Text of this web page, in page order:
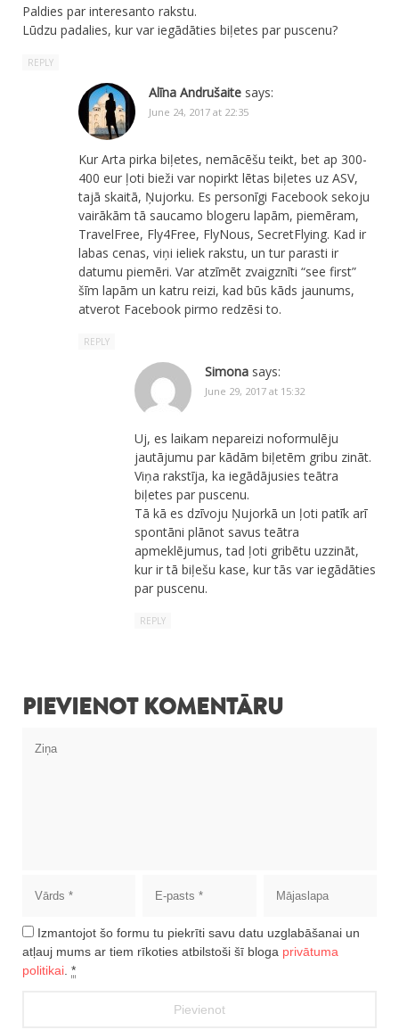
Paldies par interesanto rakstu.
Lūdzu padalies, kur var iegādāties biļetes par puscenu?
REPLY
Alīna Andrušaite says:
June 24, 2017 at 22:35
Kur Arta pirka biļetes, nemācēšu teikt, bet ap 300-
400 eur ļoti bieži var nopirkt lētas biļetes uz ASV,
tajā skaitā, Ņujorku. Es personīgi Facebook sekoju
vairākām tā saucamo blogeru lapām, piemēram,
TravelFree, Fly4Free, FlyNous, SecretFlying. Kad ir
labas cenas, viņi ieliek rakstu, un tur parasti ir
datumu piemēri. Var atzīmēt zvaigznīti “see first”
šīm lapām un katru reizi, kad būs kāds jaunums,
atverot Facebook pirmo redzēsi to.
REPLY
Simona says:
June 29, 2017 at 15:32
Uj, es laikam nepareizi noformulēju
jautājumu par kādām biļetēm gribu zināt.
Viņa rakstīja, ka iegādājusies teātra
biļetes par puscenu.
Tā kā es dzīvoju Ņujorkā un ļoti patīk arī
spontāni plānot savus teātra
apmeklējumus, tad ļoti gribētu uzzināt,
kur ir tā biļešu kase, kur tās var iegādāties
par puscenu.
REPLY
PIEVIENOT KOMENTĀRU
Izmantojot šo formu tu piekrīti savu datu uzglabāšanai un
atļauj mums ar tiem rīkoties atbilstoši šī bloga privātuma
politikai. *